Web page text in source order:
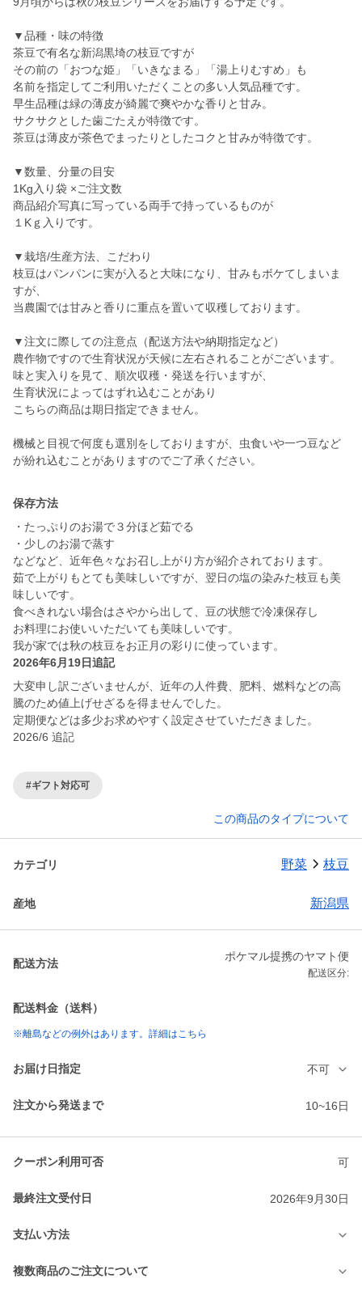
▼品種・味の特徴
茶豆で有名な新潟黒埼の枝豆ですが
その前の「おつな姫」「いきなまる」「湯上りむすめ」も
名前を指定してご利用いただくことの多い人気品種です。
早生品種は緑の薄皮が綺麗で爽やかな香りと甘み。
サクサクとした歯ごたえが特徴です。
茶豆は薄皮が茶色でまったりとしたコクと甘みが特徴です。
▼数量、分量の目安
1Kg入り袋 ×ご注文数
商品紹介写真に写っている両手で持っているものが
１Kｇ入りです。
▼栽培/生産方法、こだわり
枝豆はパンパンに実が入ると大味になり、甘みもボケてしまいま
すが、
当農園では甘みと香りに重点を置いて収穫しております。
▼注文に際しての注意点（配送方法や納期指定など）
農作物ですので生育状況が天候に左右されることがございます。
味と実入りを見て、順次収穫・発送を行いますが、
生育状況によってはずれ込むことがあり
こちらの商品は期日指定できません。
機械と目視で何度も選別をしておりますが、虫食いや一つ豆など
が紛れ込むことがありますのでご了承ください。
保存方法
・たっぷりのお湯で３分ほど茹でる
・少しのお湯で蒸す
などなど、近年色々なお召し上がり方が紹介されております。
茹で上がりもとても美味しいですが、翌日の塩の染みた枝豆も美
味しいです。
食べきれない場合はさやから出して、豆の状態で冷凍保存し
お料理にお使いいただいても美味しいです。
我が家では秋の枝豆をお正月の彩りに使っています。
2026年6月19日追記
大変申し訳ございませんが、近年の人件費、肥料、燃料などの高
騰のため値上げせざるを得ませんでした。
定期便などは多少お求めやすく設定させていただきました。
2026/6 追記
#ギフト対応可
この商品のタイプについて
カテゴリ 野菜 枝豆
産地 新潟県
配送方法
ポケマル提携のヤマト便
配送区分:
配送料金（送料）
※離島などの例外はあります。詳細はこちら
お届け日指定 不可
注文から発送まで 10~16日
クーポン利用可否 可
最終注文受付日 2026年9月30日
支払い方法
複数商品のご注文について